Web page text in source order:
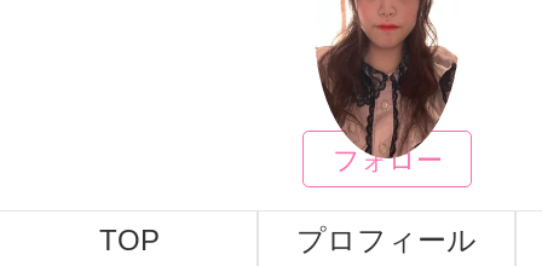
ゆめの
フォロー
TOP
プロフィール